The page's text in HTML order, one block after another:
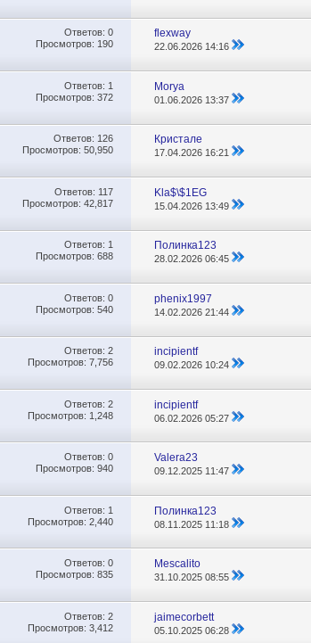
Ответов: 0
Просмотров: 190
flexway
22.06.202614:16
Ответов: 1
Просмотров: 372
Morya
01.06.2026 13:37
Ответов: 126
Просмотров: 50,950
Кристале
17.04.2026 16:21
Ответов: 117
Просмотров: 42,817
Kla$\$1EG
15.04.2026 13:49
Ответов: 1
Просмотров: 688
Полинка123
28.02.202606:45
Ответов: 0
Просмотров: 540
phenix1997
14.02.202621:44
Ответов: 2
Просмотров: 7,756
incipientf
09.02.2026 10:24
Ответов: 2
Просмотров: 1,248
incipientf
06.02.202605:27
Ответов: 0
Просмотров: 940
Valera23
09.12.2025 11:47
Ответов: 1
Просмотров: 2,440
Полинка123
08.11.2025 11:18
Ответов: 0
Просмотров: 835
Mescalito
31.10.202508:55
Ответов: 2
Просмотров: 3,412
jaimecorbett
05.10.202506:28